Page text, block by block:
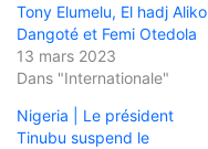
Tony Elumelu, El hadj Aliko
Dangoté et Femi Otedola
13 mars 2023
Dans "Internationale"
Nigeria | Le président
Tinubu suspend le